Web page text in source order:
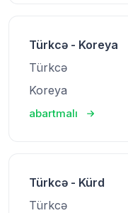
Türkcə - Koreya
Türkcə
Koreya
abartmalı
Türkcə - Kürd
Türkcə